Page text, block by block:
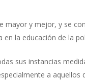
mayor y mejor, y se
la educación de la
sus instancias
a aquellos